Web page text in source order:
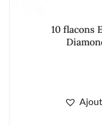
10 flacons